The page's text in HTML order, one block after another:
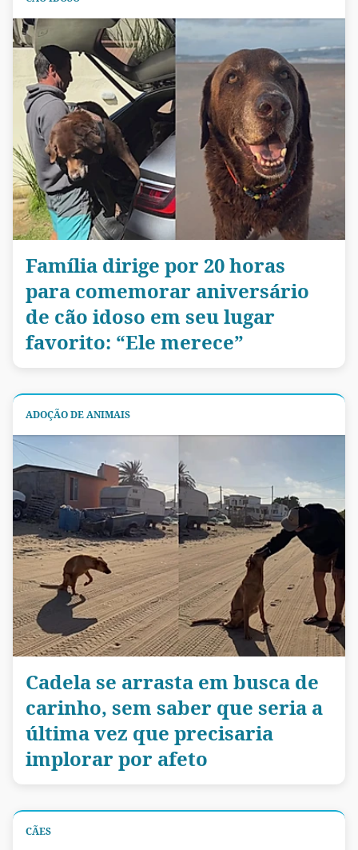
Família dirige por 20 horas
para comemorar aniversário
de cão idoso em seu lugar
favorito: “Ele merece”
ADOÇÃO DE ANIMAIS
Cadela se arrasta em busca de
carinho, sem saber que seria a
última vez que precisaria
implorar por afeto
CÃES